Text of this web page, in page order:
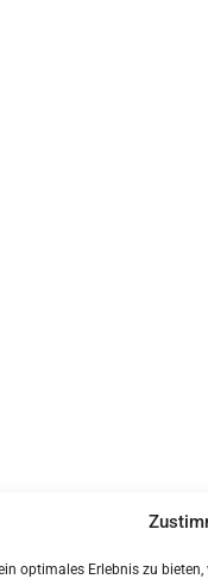
optimales Erlebnis zu